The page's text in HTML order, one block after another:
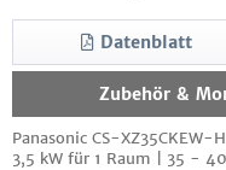
Datenblatt
Zubehör &
Panasonic CS-XZ35CKEW-
3,5 kW für 1 Raum | 35 -